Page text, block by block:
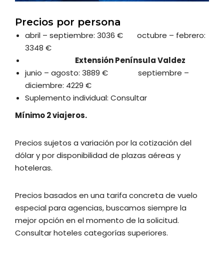
Precios por persona
abril – septiembre: 3036 € octubre – febrero:
3348 €
Extensión Península Valdez
junio – agosto: 3889 € septiembre –
diciembre: 4229 €
Suplemento individual: Consultar
Mínimo 2 viajeros.
Precios sujetos a variación por la cotización del
dólar y por disponibilidad de plazas aéreas y
hoteleras.
Precios basados en una tarifa concreta de vuelo
especial para agencias, buscamos siempre la
mejor opción en el momento de la solicitud.
Consultar hoteles categorías superiores.